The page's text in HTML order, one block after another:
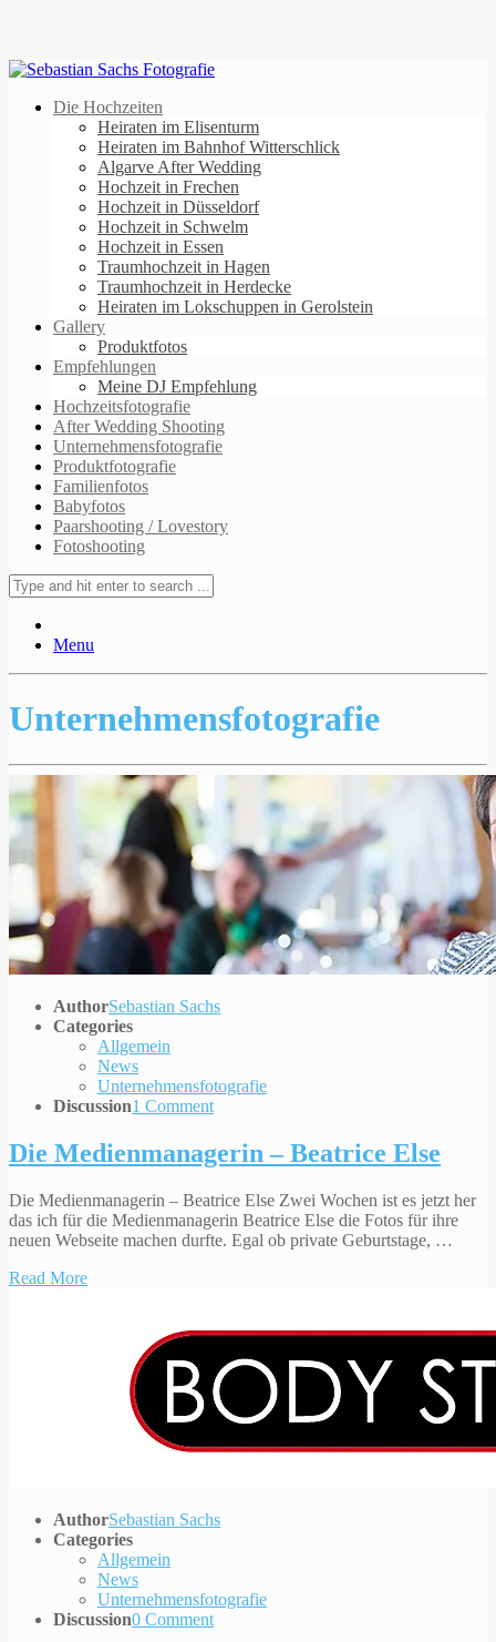
Die Hochzeiten
Heiraten im Elisenturm
Heiraten im Bahnhof Witterschlick
Algarve After Wedding
Hochzeit in Frechen
Hochzeit in Düsseldorf
Hochzeit in Schwelm
Hochzeit in Essen
Traumhochzeit in Hagen
Traumhochzeit in Herdecke
Heiraten im Lokschuppen in Gerolstein
Gallery
Produktfotos
Empfehlungen
Meine DJ Empfehlung
Hochzeitsfotografie
After Wedding Shooting
Unternehmensfotografie
Produktfotografie
Familienfotos
Babyfotos
Paarshooting / Lovestory
Fotoshooting
Menu
Unternehmensfotografie
AuthorSebastian Sachs
Categories
Allgemein
News
Unternehmensfotografie
Discussion1 Comment
Die Medienmanagerin – Beatrice Else
Die Medienmanagerin – Beatrice Else Zwei Wochen ist es jetzt her
das ich für die Medienmanagerin Beatrice Else die Fotos für ihre
neuen Webseite machen durfte. Egal ob private Geburtstage, …
Read More
AuthorSebastian Sachs
Categories
Allgemein
News
Unternehmensfotografie
Discussion0 Comment